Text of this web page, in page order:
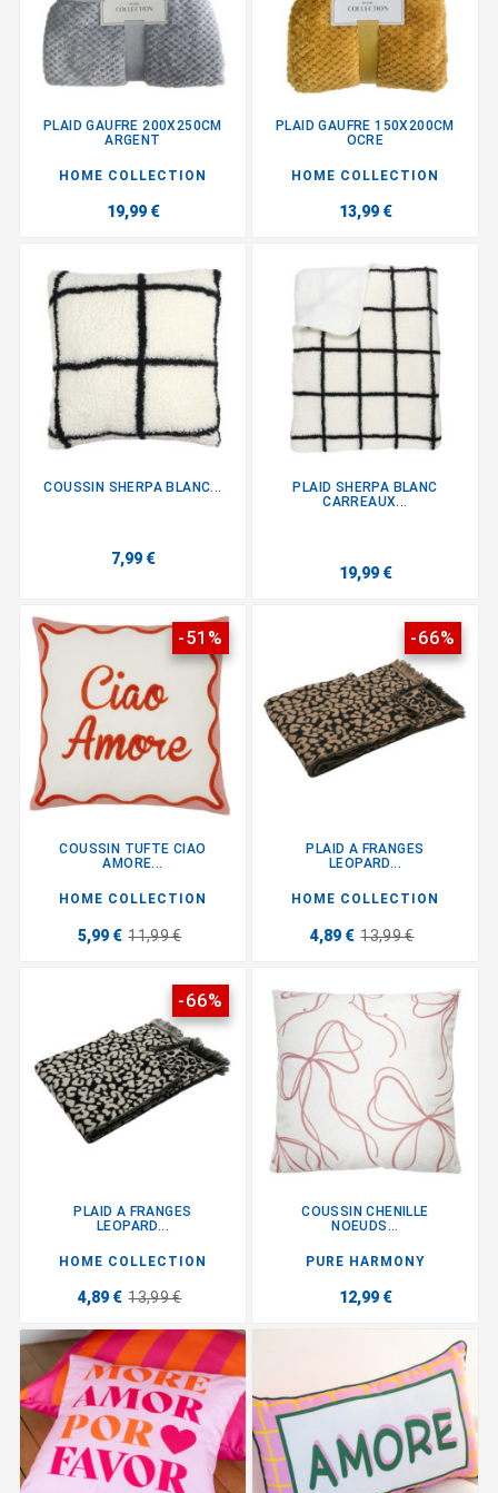
PLAID GAUFRE 200X250CM
ARGENT
HOME COLLECTION
19,99 €
PLAID GAUFRE 150X200CM
OCRE
HOME COLLECTION
13,99 €
COUSSIN SHERPA BLANC...
7,99 €
PLAID SHERPA BLANC
CARREAUX...
19,99 €
-51%
COUSSIN TUFTE CIAO
AMORE...
HOME COLLECTION
5,99 € 11,99 €
-66%
PLAID A FRANGES
LEOPARD...
HOME COLLECTION
4,89 € 13,99 €
-66%
PLAID A FRANGES
LEOPARD...
HOME COLLECTION
4,89 € 13,99 €
COUSSIN CHENILLE
NOEUDS...
PURE HARMONY
12,99 €